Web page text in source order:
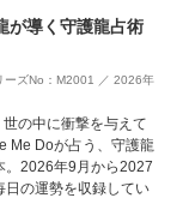
が導く守護龍占術
ーズNo：M2001 ／ 2026年
の中に衝撃を与えて
Me Doが占う、守護龍
。2026年9月から2027
日の運勢を収録してい